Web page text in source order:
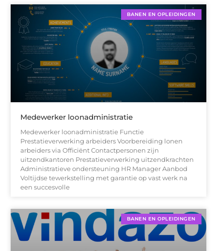
BANEN EN OPLEIDINGEN
Medewerker loonadministratie
Medewerker loonadministratie Functie
Prestatieverwerking arbeiders Voorbereiding lonen
arbeiders via Officiënt Contactpersonen zijn
uitzendkantoren Prestatieverwerking uitzendkrachten
Administratieve ondersteuning HR Manager Aanbod
Voltijdse tewerkstelling met garantie op vast werk na
een succesvolle
BANEN EN OPLEIDINGEN